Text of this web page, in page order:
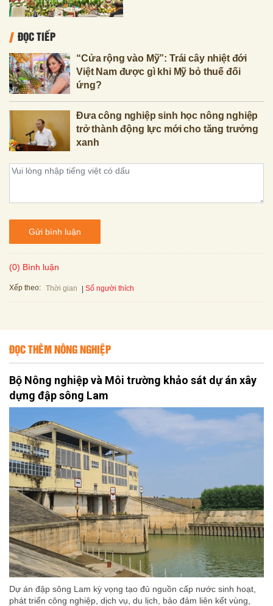
ĐỌC TIẾP
“Cửa rộng vào Mỹ”: Trái cây nhiệt đới
Việt Nam được gì khi Mỹ bỏ thuế đối
ứng?
Đưa công nghiệp sinh học nông nghiệp
trở thành động lực mới cho tăng trưởng
xanh
Gửi bình luận
(0) Bình luận
Xếp theo: Thời gian Số người thích
ĐỌC THÊM NÔNG NGHIỆP
Bộ Nông nghiệp và Môi trường khảo sát dự án xây
dựng đập sông Lam
Dự án đập sông Lam kỳ vọng tạo đủ nguồn cấp nước sinh hoạt,
phát triển công nghiệp, dịch vụ, du lịch, bảo đảm liên kết vùng,